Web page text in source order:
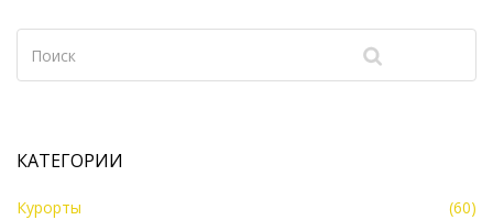
КАТЕГОРИИ
Курорты (60)